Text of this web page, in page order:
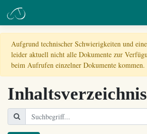
Aufgrund technischer Schwierigkeiten und
leider aktuell nicht alle Dokumente zur
beim Aufrufen einzelner Dokumente kommen.
Inhaltsverzeichnis